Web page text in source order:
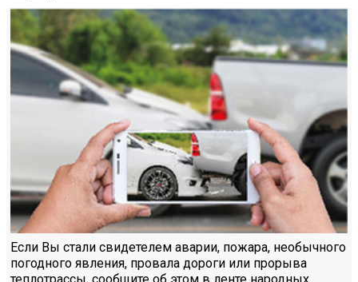
Если Вы стали свидетелем аварии, пожара, необычного
погодного явления, провала дороги или прорыва